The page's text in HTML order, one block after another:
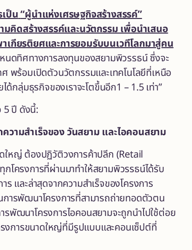
เป็น“ผู้นำแห่งเศรษฐกิจสร้างสรรค์”
คิดสร้างสรรค์และนวัตกรรม เพื่อนำเสนอ
กียรติยศและการยอมรับบนเวทีโลกมาสู่คน
นดทิศทางการลงทุนของสยามพิวรรธน์ ซึ่งจะ
พร้อมเปิดตัวนวัตกรรมและเทคโนโลยีที่เหนือ
ด้กลุ่มธุรกิจของเราจะโตขึ้นอีก1 – 1.5 เท่า”
5 ปี ดังนี้:
วามสำเร็จของ วันสยาม และไอคอนสยาม
ใหญ่ ต้องปฏิวัติวงการค้าปลีก (Retail
โครงการที่ผ่านมาทำให้สยามพิวรรธน์ได้รับ
และล่าสุดจากความสำเร็จของโครงการ
การพัฒนาโครงการที่สามารถถ่ายทอดตัวตน
พัฒนาโครงการไอคอนสยามจะถูกนำไปใช้ต่อย
รงการขนาดใหญ่ที่มีรูปแบบและคอนเซ็ปต์ที่